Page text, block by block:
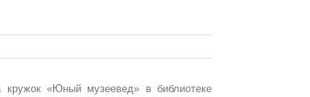
кружок «Юный музеевед» в библиотеке